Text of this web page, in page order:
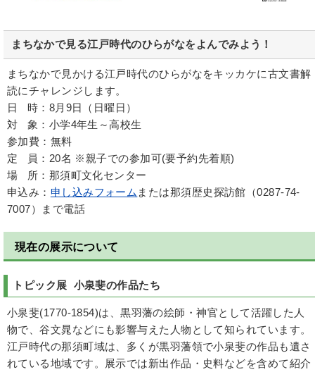
まちなかで見る江戸時代のひらがなをよんでみよう！
まちなかで見かける江戸時代のひらがなをキッカケに古文書解
読にチャレンジします。
日 時：8月9日（日曜日）
対 象：小学4年生～高校生
参加費：無料
定 員：20名 ※親子での参加可(要予約先着順)
場 所：那須町文化センター
申込み： 申し込みフォーム または那須歴史探訪館（0287-74-
7007）まで電話
現在の展示について
トピック展 小泉斐の作品たち
小泉斐(1770-1854)は、黒羽藩の絵師・神官として活躍した人
物で、谷文晁などにも影響与えた人物として知られています。
江戸時代の那須町域は、多くが黒羽藩領で小泉斐の作品も遺さ
れている地域です。展示では新出作品・史料などを含めて紹介